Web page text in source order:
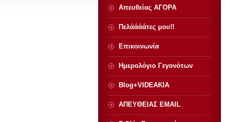
Απευθείας ΑΓΟΡΑ
Πελάάάάτες μου!!
Επικοινωνία
Ημερολόγιο Γεγονότων
Blog+VIDEAKIA
ΑΠΕΥΘΕΙΑΣ ΕMAIL